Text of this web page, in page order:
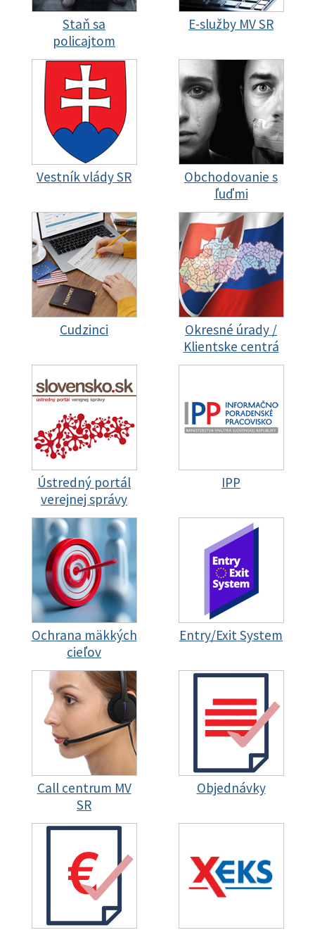
Staň sa
policajtom
E-služby MV SR
Vestník vlády SR
Obchodovanie s
ľuďmi
Cudzinci
Okresné úrady /
Klientske centrá
Ústredný portál
verejnej správy
IPP
Ochrana mäkkých
cieľov
Entry/Exit System
Call centrum MV
SR
Objednávky